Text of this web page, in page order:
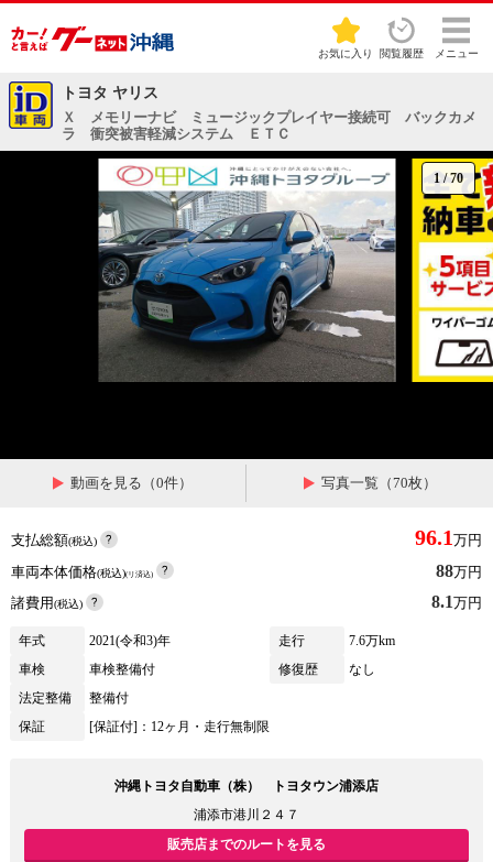
お気に入り 閲覧履歴 メニュー
トヨタ ヤリス
Ｘ メモリーナビ ミュージックプレイヤー接続可 バックカメ
ラ 衝突被害軽減システム ＥＴＣ
1 /70
動画を見る（0件） 写真一覧（70枚）
支払総額(税込) 96.1 万円
車両本体価格(税込)(リ済込) 88万円
諸費用(税込) 8.1万円
年式 2021(令和3)年 走行
7.6万km
車検
車検整備付 修復歴
なし
法定整備
整備付
保証
[保証付]：12ヶ月・走行無制限
沖縄トヨタ自動車（株） トヨタウン浦添店
浦添市港川２４７
販売店までのルートを見る